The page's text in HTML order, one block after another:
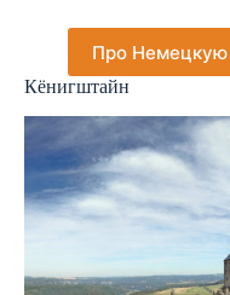
Про Немецкую
Кёнигштайн